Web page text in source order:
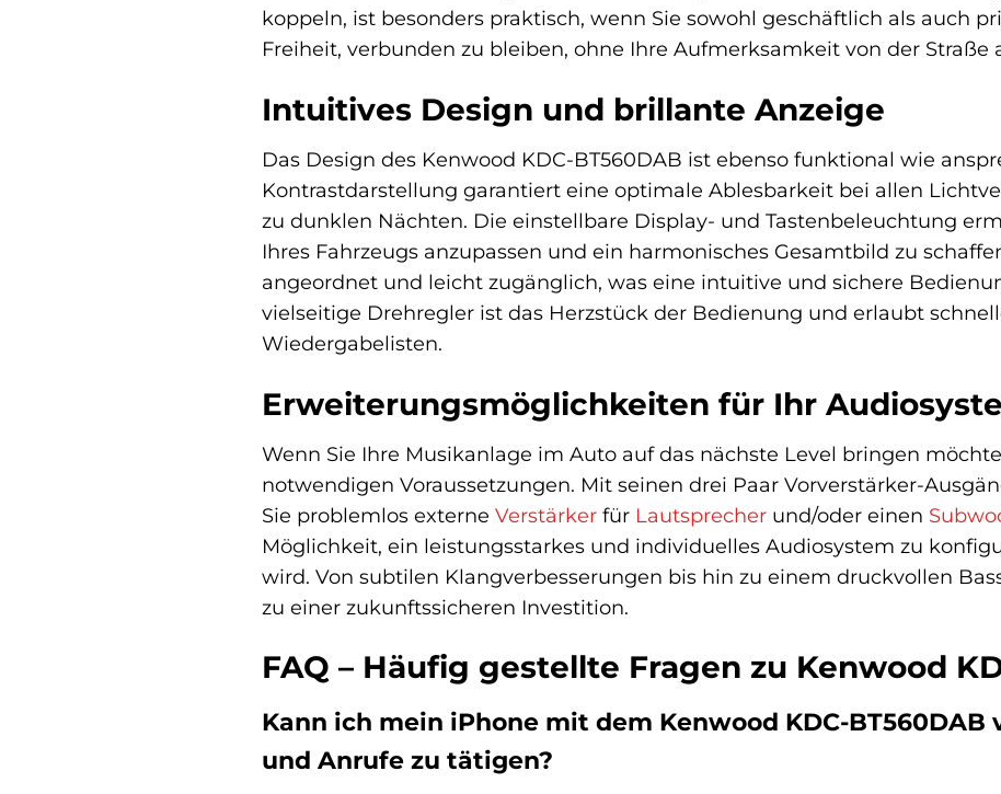
koppeln, ist besonders praktisch, wenn Sie sowohl geschäftlich als auch
Freiheit, verbunden zu bleiben, ohne Ihre Aufmerksamkeit von der Straße
Intuitives Design und brillante Anzeige
Das Design des Kenwood KDC-BT560DAB ist ebenso funktional wie
Kontrastdarstellung garantiert eine optimale Ablesbarkeit bei allen
zu dunklen Nächten. Die einstellbare Display- und Tastenbeleuchtung
Ihres Fahrzeugs anzupassen und ein harmonisches Gesamtbild zu
angeordnet und leicht zugänglich, was eine intuitive und sichere
vielseitige Drehregler ist das Herzstück der Bedienung und erlaubt
Wiedergabelisten.
Erweiterungsmöglichkeiten für Ihr
Wenn Sie Ihre Musikanlage im Auto auf das nächste Level bringen
notwendigen Voraussetzungen. Mit seinen drei Paar Vorverstärker-
Sie problemlos externe Verstärker für Lautsprecher und/oder einen
Möglichkeit, ein leistungsstarkes und individuelles Audiosystem zu
wird. Von subtilen Klangverbesserungen bis hin zu einem druckvollen
zu einer zukunftssicheren Investition.
FAQ – Häufig gestellte Fragen zu Kenwood
Kann ich mein iPhone mit dem Kenwood KDC-
und Anrufe zu tätigen?